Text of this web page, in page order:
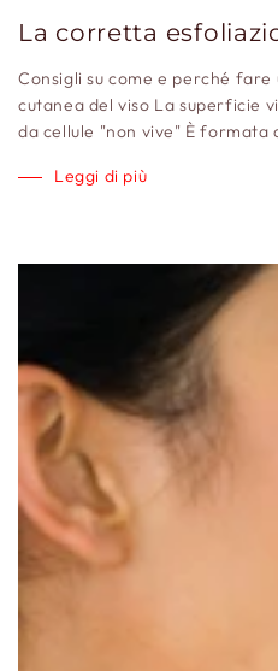
La corretta
Consigli su come e perché
cutanea del viso La superficie
da cellule "non vive" È
Leggi di più